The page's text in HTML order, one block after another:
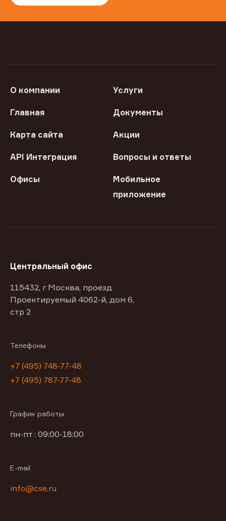
О компании Услуги
Главная Документы
Карта сайта Акции
API Интеграция Вопросы и ответы
Офисы
Мобильное
приложение
Центральный офис
115432, г Москва, проезд
Проектируемый 4062-й, дом 6,
стр 2
Телефоны
+7 (495) 748-77-48
+7 (495) 787-77-48
График работы
пн-пт : 09:00-18:00
E-mail
info@cse.ru